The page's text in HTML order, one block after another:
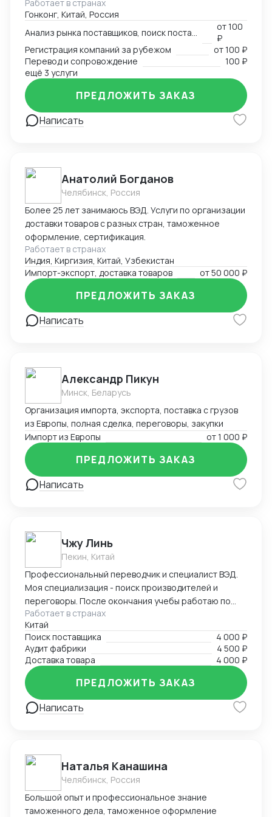
узконаправленных выставок - Провел около 1000
деловых переговоров от поставщика молотков до
уровня Форбс на тему инфраструктурных инвестиций
на десятки млрд долларов Имею огромную
контактную базу: - поставщики всех направлений; -
торговые компании, работающие по параллельному
импорту; - профессиональные и производственные
ассоциации; - главы локальных отделений банков; -
частные фенчурные фонды; - сотрудники фонда
"Один пояс - один путь"; - переводчики в каждом
Работает в странах
Гонконг, Китай, Россия
от100
₽
Регистрация компаний за рубежом
от100 ₽
Перевод и сопровождение
100 ₽
ещё 3 услуги
Написать
ПРЕДЛОЖИТЬ ЗАКАЗ
Анатолий Богданов
Челябинск, Россия
Более 25 лет занимаюсь ВЭД. Услуги по организации
доставки товаров с разных стран, таможенное
оформление, сертификация.
Работает в странах
Индия, Киргизия, Китай, Узбекистан
Импорт-экспорт, доставка товаров
от50 000 ₽
Написать
ПРЕДЛОЖИТЬ ЗАКАЗ
Александр Пикун
Минск, Беларусь
Организация импорта, экспорта, поставка с грузов
из Европы, полная сделка, переговоры, закупки
Импорт из Европы
от1 000 ₽
Написать
ПРЕДЛОЖИТЬ ЗАКАЗ
Чжу Линь
Пекин, Китай
Профессиональный переводчик и специалист ВЭД.
Моя специализация - поиск производителей и
переговоры. После окончания учебы работаю по
специальности, имею большой опыт работы с
китайскими производителями, транспортными
компаниями, таможней. Была представителем
нескольких российских компаний в Китае, также
имею опыт работы на китайском производственном
предприятии. Оказываю услуги представителя в
Китае: поиск производителей, контроль качества,
доставка. С моей помощью вы гарантировано
Работает в странах
Китай
Поиск поставщика
4 000 ₽
Аудит фабрики
4 500 ₽
Доставка товара
4 000 ₽
Написать
ПРЕДЛОЖИТЬ ЗАКАЗ
Наталья Канашина
Челябинск, Россия
Большой опыт и профессиональное знание
таможенного дела, таможенное оформление